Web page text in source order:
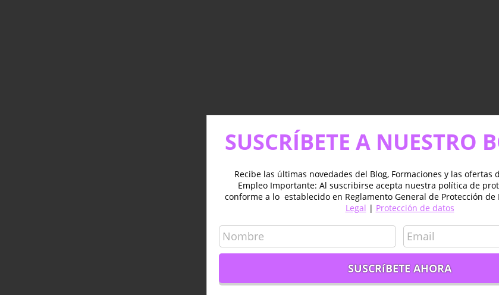
SUSCRÍBETE A NUESTRO
Recibe las últimas novedades del Blog, Formaciones y las ofertas
Empleo Importante: Al suscribirse acepta nuestra política de
conforme a lo establecido en Reglamento General de Protección de
Legal | Protección de datos